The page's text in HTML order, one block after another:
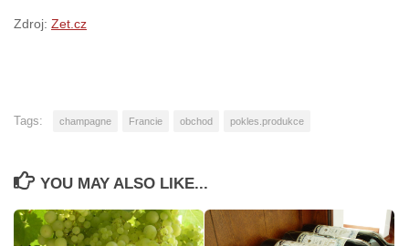
Zdroj: Zet.cz
Tags: champagne Francie obchod pokles.produkce
YOU MAY ALSO LIKE...